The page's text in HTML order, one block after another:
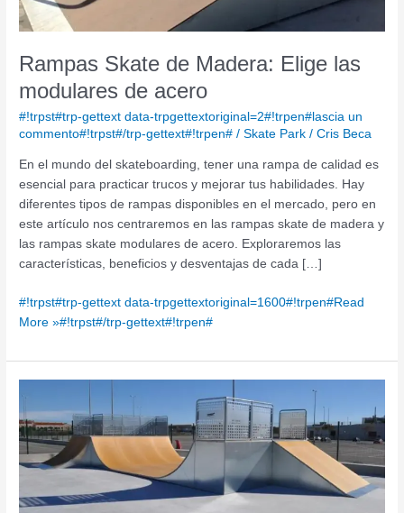
Rampas Skate de Madera: Elige las
modulares de acero
#!trpst#trp-gettext data-trpgettextoriginal=2#!trpen#lascia un
commento#!trpst#/trp-gettext#!trpen# /Skate Park /Cris Beca
En el mundo del skateboarding, tener una rampa de calidad es
esencial para practicar trucos y mejorar tus habilidades. Hay
diferentes tipos de rampas disponibles en el mercado, pero en
este artículo nos centraremos en las rampas skate de madera y
las rampas skate modulares de acero. Exploraremos las
características, beneficios y desventajas de cada […]
#!trpst#trp-gettext data-trpgettextoriginal=1600#!trpen#Read
More »#!trpst#/trp-gettext#!trpen#
de
Skatepark:
Hormigón
vs.